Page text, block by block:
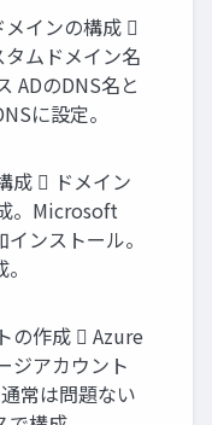
インの構成 
ムドメイン名
ADのDNS名と
に設定。
成  ドメイン
。Microsoft
ンストール。
の作成  Azure
ジアカウント
常は問題ない